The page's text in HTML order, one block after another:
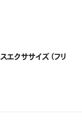
クササイズ（フリ